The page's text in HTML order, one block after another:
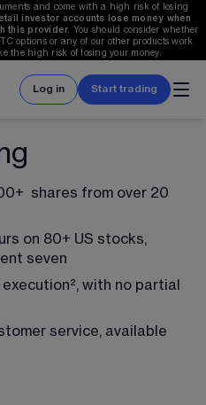
and come with a high risk of losing
investor accounts lose money when
this provider. You should consider whether
options or any of our other products work
the high risk of losing your money.
Log in Start trading
+  shares from over 20
on 80+ US stocks,
seven
with no partial
service, available